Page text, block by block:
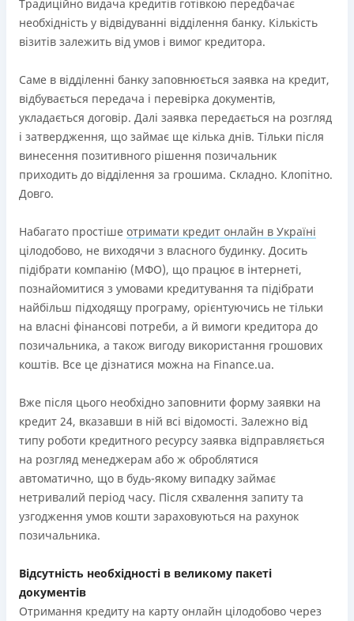
Вся інформація про кредит
ОТРИМАТИ ПОЗИКУ Детальніше
Традиційно видача кредитів готівкою передбачає
необхідність у відвідуванні відділення банку. Кількість
візитів залежить від умов і вимог кредитора.
Саме в відділенні банку заповнюється заявка на кредит,
відбувається передача і перевірка документів,
укладається договір. Далі заявка передається на розгляд
і затвердження, що займає ще кілька днів. Тільки після
винесення позитивного рішення позичальник
приходить до відділення за грошима. Складно. Клопітно.
Довго.
Набагато простіше отримати кредит онлайн в Україні
цілодобово, не виходячи з власного будинку. Досить
підібрати компанію (МФО), що працює в інтернеті,
познайомитися з умовами кредитування та підібрати
найбільш підходящу програму, орієнтуючись не тільки
на власні фінансові потреби, а й вимоги кредитора до
позичальника, а також вигоду використання грошових
коштів. Все це дізнатися можна на Finance.ua.
Вже після цього необхідно заповнити форму заявки на
кредит 24, вказавши в ній всі відомості. Залежно від
типу роботи кредитного ресурсу заявка відправляється
на розгляд менеджерам або ж оброблятися
автоматично, що в будь-якому випадку займає
нетривалий період часу. Після схвалення запиту та
узгодження умов кошти зараховуються на рахунок
позичальника.
Відсутність необхідності в великому пакеті
документів
Отримання кредиту на карту онлайн цілодобово через